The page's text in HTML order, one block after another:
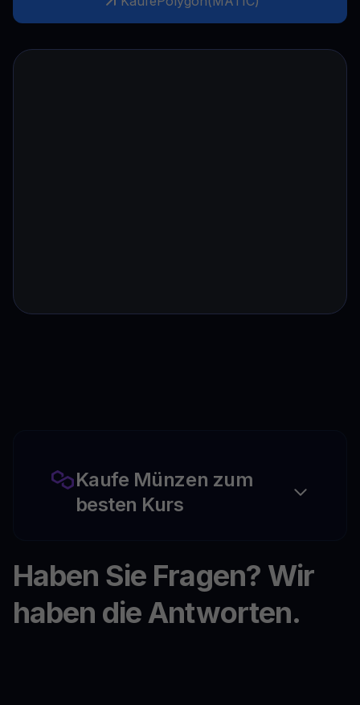
Kaufe Münzen zum
besten Kurs
Haben Sie Fragen? Wir
haben die Antworten.